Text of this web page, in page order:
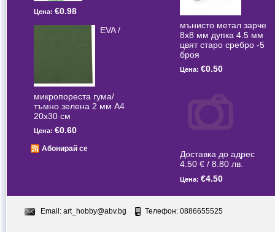
Цена: €0.98
EVA /
микропореста гума/
тъмно зелена 2 мм А4
20x30 см
Цена: €0.60
Абонирай се
мънисто метал зарче
8x8 мм дупка 4.5 мм
цвят старо сребро -5
броя
Цена: €0.50
Доставка до адрес
4.50 € / 8.80 лв.
Цена: €4.50
Email: art_hobby@abv.bg Телефон: 0886655525